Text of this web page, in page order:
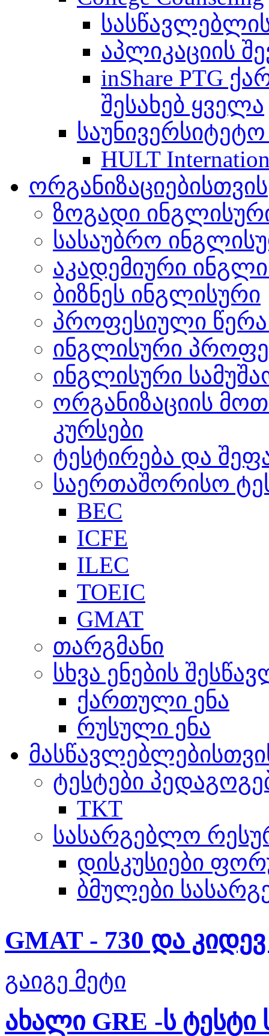
აპლიკაციის
inShare PTG
შესახებ ყველა
HULT
ორგანიზაციებისთვის
ზოგადი
სასაუბრო
აკადემიური
ბიზნეს ინგლისური
პროფესიული წერა
ინგლისური
ინგლისური
ორგანიზაციის
კურსები
ტესტირება და
საერთაშორისო
BEC
ICFE
ILEC
TOEIC
GMAT
თარგმანი
სხვა ენების
ქართული ენა
რუსული ენა
ტესტები
TKT
სასარგებლო
დისკუსიები
ბმულები
GMAT - 730 და
გაიგე მეტი
ახალი GRE -ს